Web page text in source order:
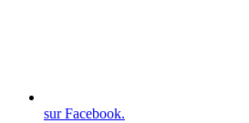
sur Facebook.